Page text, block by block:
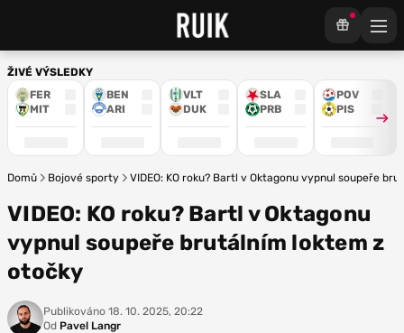
ŽIVÉ VÝSLEDKY
FER
MIT
BEN
ARI
VLT
DUK
SLA
PRB
POV
PIS
Domů Bojové sporty VIDEO: KO roku? Bartl v Oktagonu vypnul soupeře
VIDEO: KO roku? Bartl v Oktagonu
vypnul soupeře brutálním loktem z
otočky
Publikováno 18. 10. 2025, 20:22
Od Pavel Langr